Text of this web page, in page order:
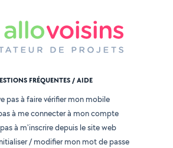
FRÉQUENTES / AIDE
pas à faire vérifier mon mobile
à me connecter à mon compte
à m'inscrire depuis le site web
/ modifier mon mot de passe